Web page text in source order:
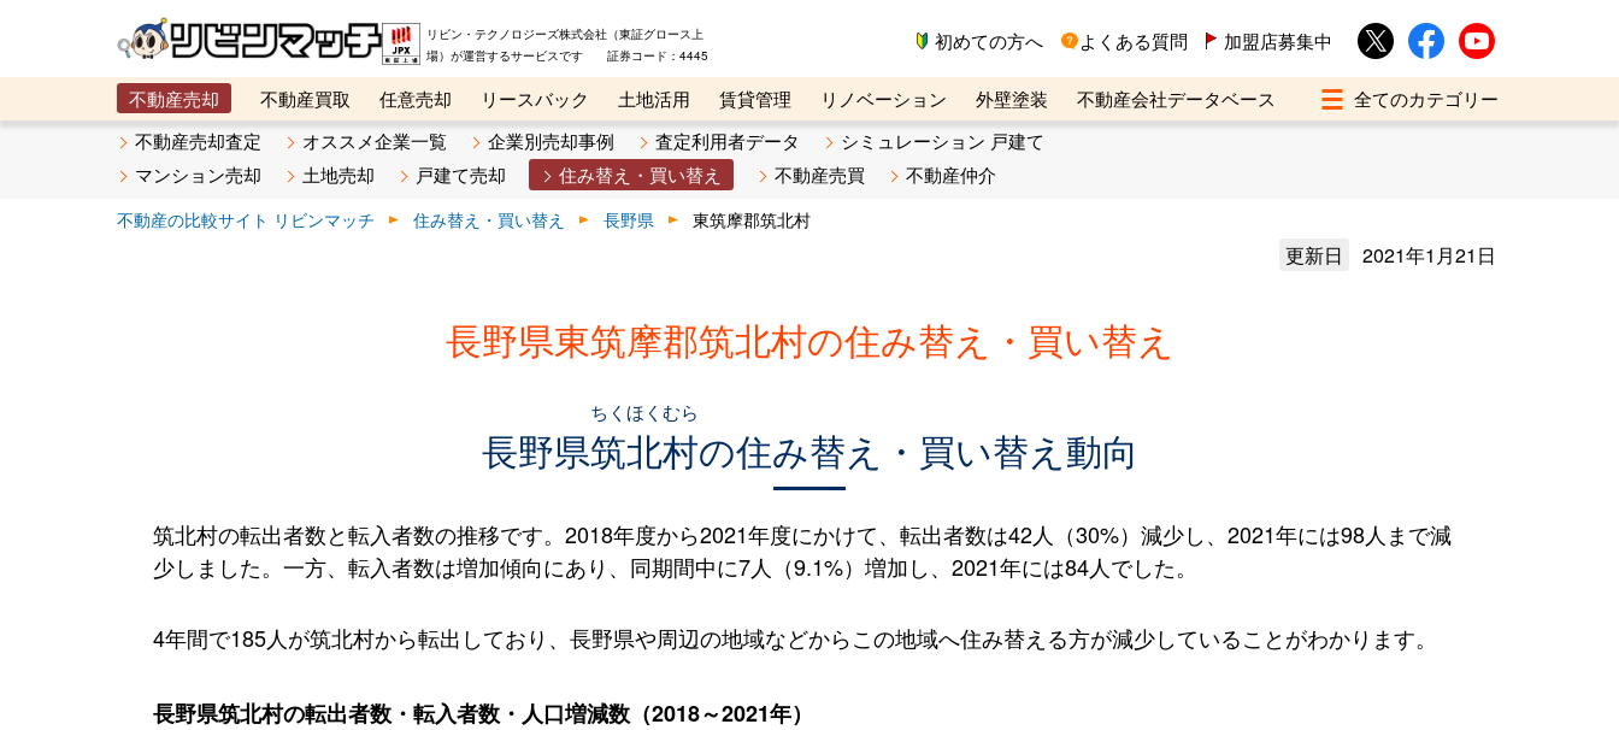
リビン・テクノロジーズ株式会社（東証グロース上
場）が運営するサービスです 証券コード：4445
初めての方へ よくある質問 加盟店募集中
不動産売却 不動産買取 任意売却 リースバック 土地活用 賃貸管理 リノベーション 外壁塗装
不動産会社データベース
メタ住宅展示場
ベスト不動産カンパニー オンライン講座 リビンマガジンBiz 不動産売却ご相談デスク
不動産売却査定 オススメ企業一覧 企業別売却事例 査定利用者データ
シミュレーション 戸建て
マンション売却
土地売却 戸建て売却 住み替え・買い替え 不動産売買 不動産仲介
不動産の比較サイト リビンマッチ 住み替え・買い替え 長野県 東筑摩郡筑北村
更新日 2021年1月21日
長野県東筑摩郡筑北村の住み替え・買い替え
長野県筑北村
ちくほくむら
の住み替え・買い替え動向
筑北村の転出者数と転入者数の推移です。2018年度から2021年度にかけて、転出者数は42人（30%）減少し、2021年には98人まで減
少しました。一方、転入者数は増加傾向にあり、同期間中に7人（9.1%）増加し、2021年には84人でした。
4年間で185人が筑北村から転出しており、長野県や周辺の地域などからこの地域へ住み替える方が減少していることがわかります。
長野県筑北村の転出者数・転入者数・人口増減数（2018～2021年）